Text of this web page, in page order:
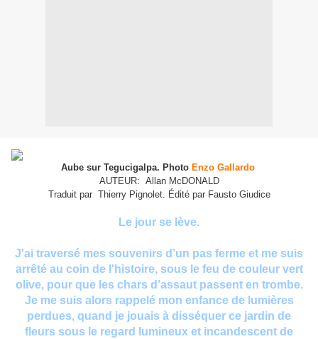
Aube sur Tegucigalpa. Photo Enzo Gallardo
AUTEUR: Allan McDONALD
Traduit par Thierry Pignolet. Édité par Fausto Giudice
Le jour se lève.
J'ai traversé mes souvenirs d’un pas ferme et me suis
arrêté au coin de l'histoire, sous le feu de couleur vert
olive, pour que les chars d’assaut passent en trombe.
Je me suis alors rappelé mon enfance de lumières
perdues, quand je jouais à disséquer ce jardin de
fleurs sous le regard lumineux et incandescent de